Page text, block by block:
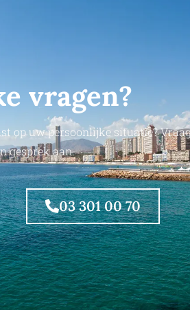
vragen?
op uw persoonlijke situatie?
gesprek aan.
03 301 00 70